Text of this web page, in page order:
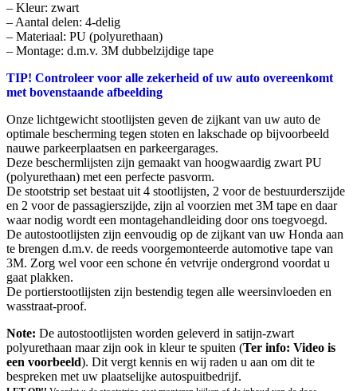
– Kleur: zwart
– Aantal delen: 4-delig
– Materiaal: PU (polyurethaan)
– Montage: d.m.v. 3M dubbelzijdige tape
TIP! Controleer voor alle zekerheid of uw auto overeenkomt
met bovenstaande afbeelding
Onze lichtgewicht stootlijsten geven de zijkant van uw auto de
optimale bescherming tegen stoten en lakschade op bijvoorbeeld
nauwe parkeerplaatsen en parkeergarages.
Deze beschermlijsten zijn gemaakt van hoogwaardig zwart PU
(polyurethaan) met een perfecte pasvorm.
De stootstrip set bestaat uit 4 stootlijsten, 2 voor de bestuurderszijde
en 2 voor de passagierszijde, zijn al voorzien met 3M tape en daar
waar nodig wordt een montagehandleiding door ons toegvoegd.
De autostootlijsten zijn eenvoudig op de zijkant van uw Honda aan
te brengen d.m.v. de reeds voorgemonteerde automotive tape van
3M. Zorg wel voor een schone én vetvrije ondergrond voordat u
gaat plakken.
De portierstootlijsten zijn bestendig tegen alle weersinvloeden en
wasstraat-proof.
Note: De autostootlijsten worden geleverd in satijn-zwart
polyurethaan maar zijn ook in kleur te spuiten (Ter info: Video is
een voorbeeld). Dit vergt kennis en wij raden u aan om dit te
bespreken met uw plaatselijke autospuitbedrijf.